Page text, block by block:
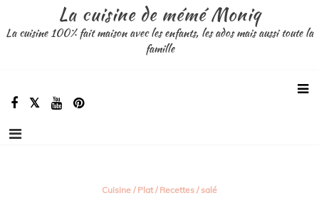
contenu
La cuisine de mémé Moniq
La cuisine 100% fait maison avec les enfants, les ados mais aussi toute la
famille
Cuisine/ Plat/ Recettes/ salé